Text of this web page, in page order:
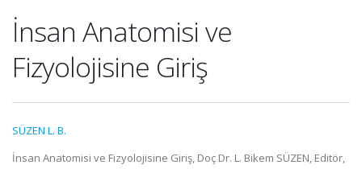
İnsan Anatomisi ve
Fizyolojisine Giriş
SÜZEN L. B.
İnsan Anatomisi ve Fizyolojisine Giriş, Doç Dr. L. Bikem SÜZEN, Editör,